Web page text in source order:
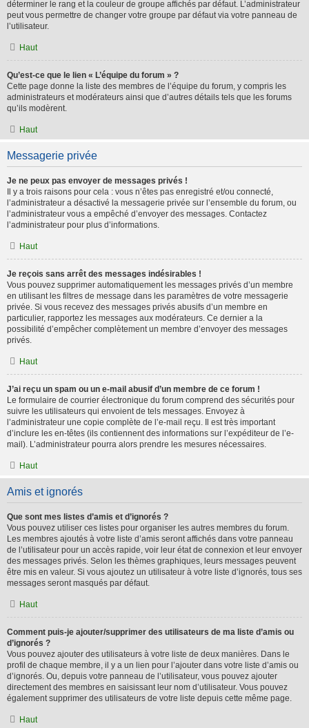
déterminer le rang et la couleur de groupe affichés par défaut. L’administrateur
peut vous permettre de changer votre groupe par défaut via votre panneau de
l’utilisateur.
Haut
Qu’est-ce que le lien « L’équipe du forum » ?
Cette page donne la liste des membres de l’équipe du forum, y compris les
administrateurs et modérateurs ainsi que d’autres détails tels que les forums
qu’ils modèrent.
Haut
Messagerie privée
Je ne peux pas envoyer de messages privés !
Il y a trois raisons pour cela : vous n’êtes pas enregistré et/ou connecté,
l’administrateur a désactivé la messagerie privée sur l’ensemble du forum, ou
l’administrateur vous a empêché d’envoyer des messages. Contactez
l’administrateur pour plus d’informations.
Haut
Je reçois sans arrêt des messages indésirables !
Vous pouvez supprimer automatiquement les messages privés d’un membre
en utilisant les filtres de message dans les paramètres de votre messagerie
privée. Si vous recevez des messages privés abusifs d’un membre en
particulier, rapportez les messages aux modérateurs. Ce dernier a la
possibilité d’empêcher complètement un membre d’envoyer des messages
privés.
Haut
J’ai reçu un spam ou un e-mail abusif d’un membre de ce forum !
Le formulaire de courrier électronique du forum comprend des sécurités pour
suivre les utilisateurs qui envoient de tels messages. Envoyez à
l’administrateur une copie complète de l’e-mail reçu. Il est très important
d’inclure les en-têtes (ils contiennent des informations sur l’expéditeur de l’e-
mail). L’administrateur pourra alors prendre les mesures nécessaires.
Haut
Amis et ignorés
Que sont mes listes d’amis et d’ignorés ?
Vous pouvez utiliser ces listes pour organiser les autres membres du forum.
Les membres ajoutés à votre liste d’amis seront affichés dans votre panneau
de l’utilisateur pour un accès rapide, voir leur état de connexion et leur envoyer
des messages privés. Selon les thèmes graphiques, leurs messages peuvent
être mis en valeur. Si vous ajoutez un utilisateur à votre liste d’ignorés, tous ses
messages seront masqués par défaut.
Haut
Comment puis-je ajouter/supprimer des utilisateurs de ma liste d’amis ou
d’ignorés ?
Vous pouvez ajouter des utilisateurs à votre liste de deux manières. Dans le
profil de chaque membre, il y a un lien pour l’ajouter dans votre liste d’amis ou
d’ignorés. Ou, depuis votre panneau de l’utilisateur, vous pouvez ajouter
directement des membres en saisissant leur nom d’utilisateur. Vous pouvez
également supprimer des utilisateurs de votre liste depuis cette même page.
Haut